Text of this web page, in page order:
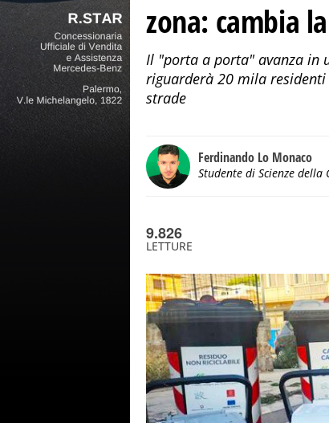
zona: cambia
Il "porta a porta" avanza in
riguarderà 20 mila
strade
Ferdinando Lo Monaco
Studente di Scienze della
9.826
LETTURE